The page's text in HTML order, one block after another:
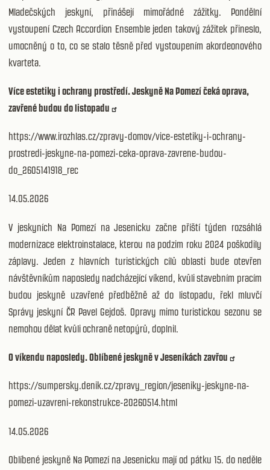
Mladečských jeskyní, přinášejí mimořádné zážitky. Pondělní
vystoupení Czech Accordion Ensemble jeden takový zážitek přineslo,
umocněný o to, co se stalo těsně před vystoupením akordeonového
kvarteta.
Více estetiky i ochrany prostředí. Jeskyně Na Pomezí čeká oprava,
zavřené budou do listopadu
https://www.irozhlas.cz/zpravy-domov/vice-estetiky-i-ochrany-
prostredi-jeskyne-na-pomezi-ceka-oprava-zavrene-budou-
do_2605141918_rec
14.05.2026
V jeskyních Na Pomezí na Jesenicku začne příští týden rozsáhlá
modernizace elektroinstalace, kterou na podzim roku 2024 poškodily
záplavy. Jeden z hlavních turistických cílů oblasti bude otevřen
návštěvníkům naposledy nadcházející víkend, kvůli stavebním pracím
budou jeskyně uzavřené předběžně až do listopadu, řekl mluvčí
Správy jeskyní ČR Pavel Gejdoš. Opravy mimo turistickou sezonu se
nemohou dělat kvůli ochraně netopýrů, doplnil.
O víkendu naposledy. Oblíbené jeskyně v Jeseníkách zavřou
https://sumpersky.denik.cz/zpravy_region/jeseniky-jeskyne-na-
pomezi-uzavreni-rekonstrukce-20260514.html
14.05.2026
Oblíbené jeskyně Na Pomezí na Jesenicku mají od pátku 15. do neděle